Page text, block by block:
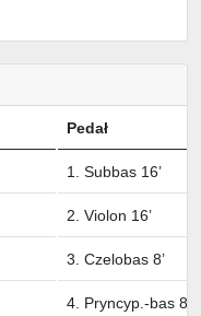
Pedał
1. Subbas 16’
2. Violon 16’
3. Czelobas 8’
4. Pryncyp.-bas 8’